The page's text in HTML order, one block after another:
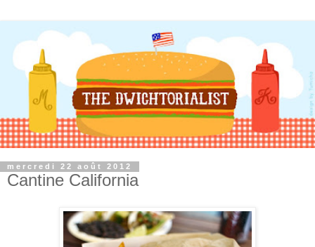
mercredi 22 août 2012
Cantine California